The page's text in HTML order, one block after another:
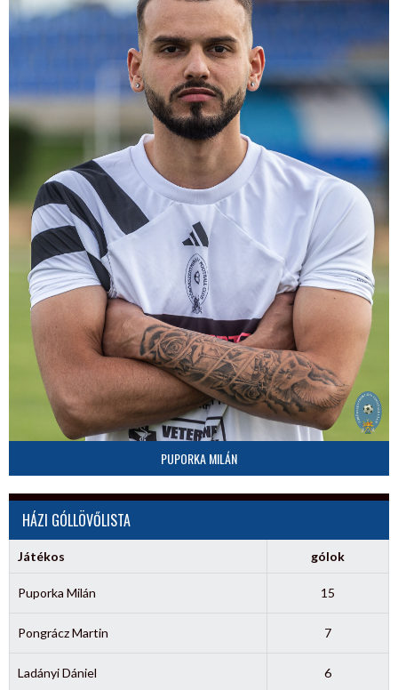
PUPORKA MILÁN
HÁZI GÓLLÖVŐLISTA
Játékos gólok
Puporka Milán 15
Pongrácz Martin 7
Ladányi Dániel 6